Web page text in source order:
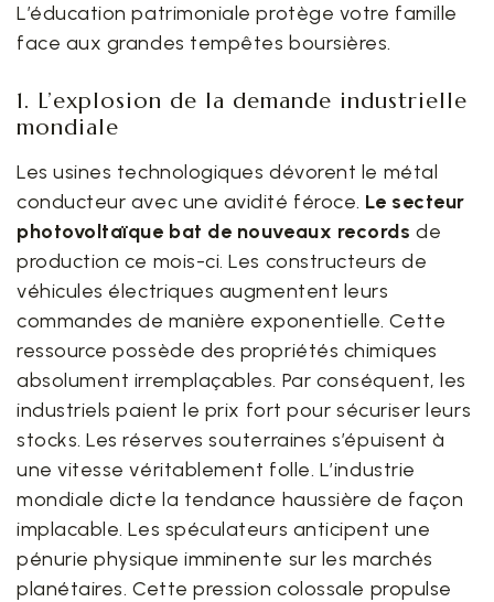
L’éducation patrimoniale protège votre famille
face aux grandes tempêtes boursières.
1. L’explosion de la demande industrielle
mondiale
Les usines technologiques dévorent le métal
conducteur avec une avidité féroce. Le secteur
photovoltaïque bat de nouveaux records de
production ce mois-ci. Les constructeurs de
véhicules électriques augmentent leurs
commandes de manière exponentielle. Cette
ressource possède des propriétés chimiques
absolument irremplaçables. Par conséquent, les
industriels paient le prix fort pour sécuriser leurs
stocks. Les réserves souterraines s’épuisent à
une vitesse véritablement folle. L’industrie
mondiale dicte la tendance haussière de façon
implacable. Les spéculateurs anticipent une
pénurie physique imminente sur les marchés
planétaires. Cette pression colossale propulse